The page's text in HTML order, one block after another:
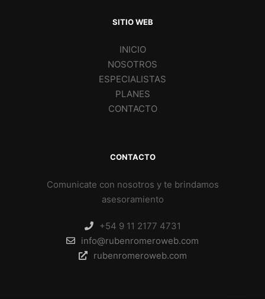
SITIO WEB
INICIO
NOSOTROS
ESPECIALISTAS
PLANES
CONTACTO
CONTACTO
Comunicate con nosotros y te brindamos
asesoramiento
+54 9 11 2177 4731
info@rubenromeroweb.com
rubenromeroweb.com